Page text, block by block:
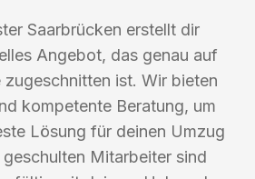
Saarbrücken erstellt dir
Angebot, das genau auf
zugeschnitten ist. Wir bieten
kompetente Beratung, um
Lösung für deinen Umzug
Mitarbeiter sind